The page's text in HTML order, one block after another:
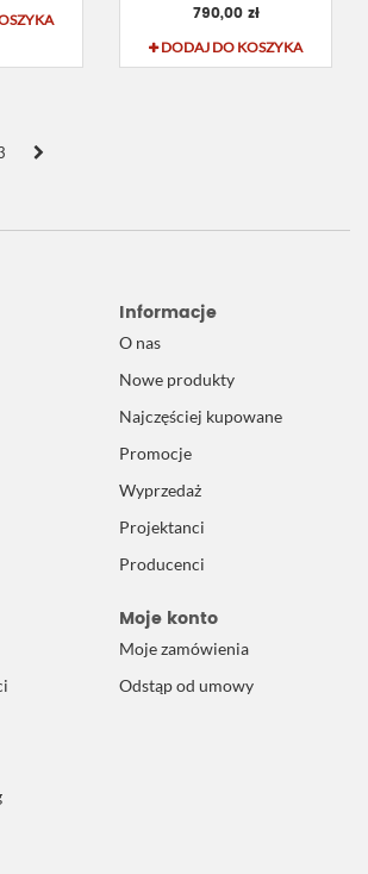
790,00 zł
DODAJ DO KOSZYKA
Informacje
O nas
Nowe produkty
Najczęściej kupowane
Promocje
Wyprzedaż
Projektanci
Producenci
Moje konto
Moje zamówienia
Odstąp od umowy